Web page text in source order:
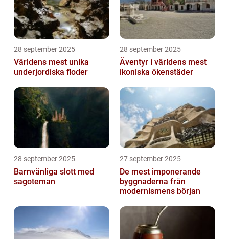
28 september 2025
Världens mest unika
underjordiska floder
28 september 2025
Äventyr i världens mest
ikoniska ökenstäder
28 september 2025
Barnvänliga slott med
sagoteman
27 september 2025
De mest imponerande
byggnaderna från
modernismens början